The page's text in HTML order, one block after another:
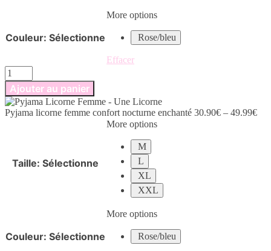
Couleur: Sélectionne
More options
Rose/bleu
Effacer
quantité
de
Pyjama
licorne
femme
Ajouter au panier
Pyjama licorne femme confort nocturne enchanté 30.90€ – 49.99€
Taille: Sélectionne
More options
M
L
XL
XXL
Couleur: Sélectionne
More options
Rose/bleu